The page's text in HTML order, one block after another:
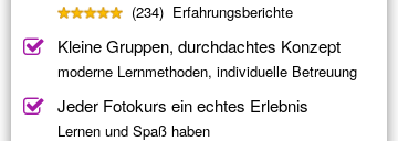
(234) Erfahrungsberichte
Kleine Gruppen, durchdachtes Konzept
moderne Lernmethoden, individuelle Betreuung
Jeder Fotokurs ein echtes Erlebnis
Lernen und Spaß haben